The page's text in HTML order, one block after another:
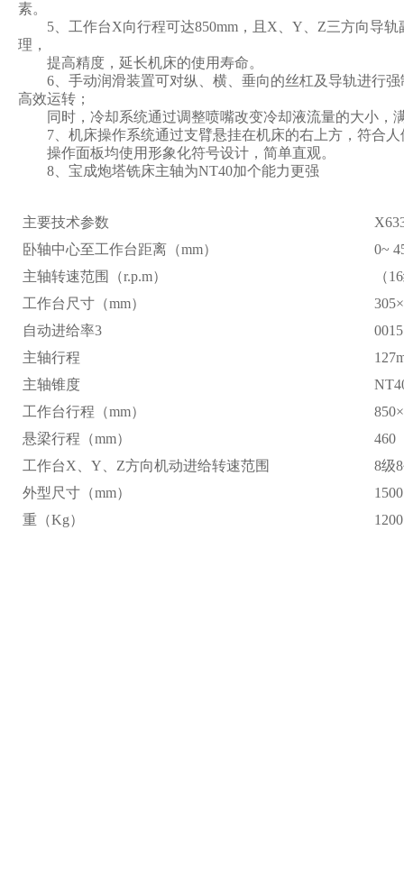
素。
5、工作台X向行程可达850mm，且X、Y、Z三方向导轨
理，
提高精度，延长机床的使用寿命。
6、手动润滑装置可对纵、横、垂向的丝杠及导轨进行强
高效运转；
同时，冷却系统通过调整喷嘴改变冷却液流量的大小，
7、机床操作系统通过支臂悬挂在机床的右上方，符合人
操作面板均使用形象化符号设计，简单直观。
8、宝成炮塔铣床主轴为NT40加个能力更强
主要技术参数
卧轴中心至工作台距离（mm）
0~
主轴转速范围（r.p.m）
（
工作台尺寸（mm）
自动进给率3
主轴行程
主轴锥度
工作台行程（mm）
悬梁行程（mm）
460
工作台X、Y、Z方向机动进给转速范围
8级
外型尺寸（mm）
重（Kg）
1200